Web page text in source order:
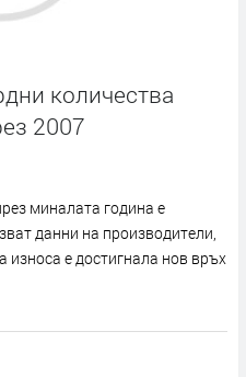
количества
2007
миналата година е
данни на производители,
износа е достигнала нов връх